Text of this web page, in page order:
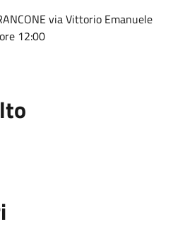
via Vittorio Emanuele
12:00